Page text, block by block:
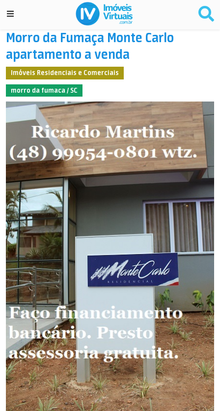
Morro da Fumaça Monte Carlo
apartamento a venda
Imóveis Residenciais e Comerciais
morro da fumaca / SC